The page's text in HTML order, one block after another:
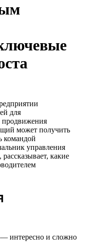
для
продвижения
может получить
командой
управления
какие
— интересно и сложно